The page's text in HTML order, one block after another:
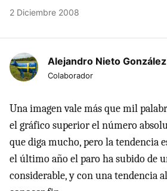
2 Diciembre 2008
Alejandro Nieto González
Colaborador
Una imagen vale más que mil
el gráfico superior el número
que diga mucho, pero la tendencia
el último año el paro ha subido de
considerable, y con una tendencia